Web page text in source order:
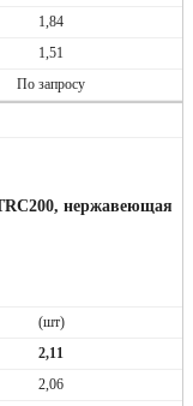
1,84
1,51
По запросу
нержавеющая
(шт)
2,11
2,06